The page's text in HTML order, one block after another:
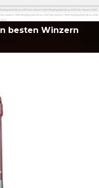
Sekt Brut, 2016 Van Volxem 1900 Riesling Sekt Brut, 2016 Van Volxem 1900
Volxem 1900 Riesling Sekt Brut, 2016 Van Volxem 1900 Riesling Sekt Brut, 2016
Brut,
besten Winzern